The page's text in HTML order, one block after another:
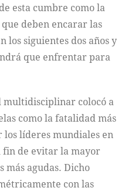
esta cumbre como la
deben encarar las
los siguientes dos años y
que enfrentar para
multidisciplinar colocó a
como la fatalidad más
líderes mundiales en
fin de evitar la mayor
agudas. Dicho
con las